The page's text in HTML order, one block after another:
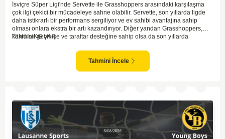
İsviçre Süper Ligi'nde Servette ile Grasshoppers arasındaki karşılaşma
çok ilgi çekici bir mücadeleye sahne olabilir. Servette, son yıllarda ligde
daha istikrarlı bir performans sergiliyor ve ev sahibi avantajına sahip
olması onlara ekstra bir artı kazandırıyor. Diğer yandan Grasshoppers,
köklü bir geçmişe ve taraftar desteğine sahip olsa da son yıllarda
genellikle maçlarda gol yollarında etkili olurken, Grasshoppers savunma
anlamında zaman zaman sorunlar yaşayabiliyor. Bu durumda,
karşılaşmanın gollü geçmesi muhtemel gözüküyor. İki takımın oyun tarzını
Tahmin KG VAR
Tahmini İncele